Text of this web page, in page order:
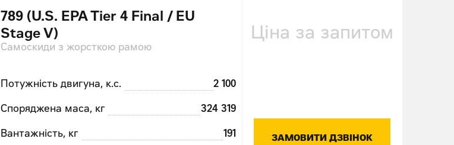
789 (U.S. EPA Tier 4 Final / EU
Stage V)
Самоскиди з жорсткою рамою
Потужність двигуна, к.с. 2 100
Споряджена маса, кг 324 319
Вантажність, кг 191
Ціна за запитом
ЗАМОВИТИ ДЗВІНОК